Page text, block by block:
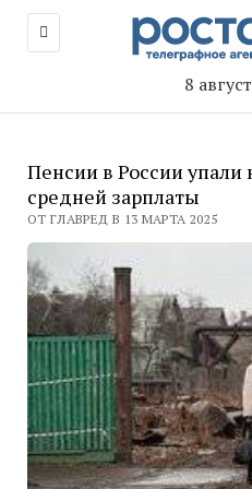
8
Пенсии в России упали
средней зарплаты
ОТ ГЛАВРЕД В 13 МАРТА 2025